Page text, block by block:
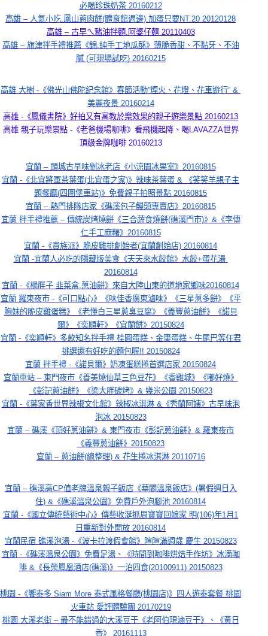
必喝珍珠奶茶 20160212
高雄 – 人氣小吃.鳳山蔥肉餅(體育館週邊).加蛋只要NT.20 20120128
高雄 – 古早ㄟ豬油拌麵.阿婆仔麵 20110403
高雄 – 旗津拌手禮推薦《錦.純手工地瓜酥》薄脆香甜、不黏牙、不油
膩 (可現場試吃) 20160215
高雄 大樹 -《佛光山佛陀紀念館》春節活動”煙火、花燈、花車遊行” &
美麗夜景 20160214
高雄 -《鳳儀書院》好拍又有寓教於樂效果的親子遊樂景點 20160213
高雄 親子玩樂景點 -《老爸機場咖啡》看飛機起降、喝LAVAZZA世界
頂級金牌咖啡 20160213
宜蘭 – 頭城古早味剉冰老店《小涼園冰果室》20160815
宜蘭 -《北宜將軍茶葉蛋(北宜蛋之家)》辣味茶葉蛋 & 《笑笑羊親子主
題餐廳(四圍堡車站)》免費親子拍照景點 20160815
宜蘭 – 熱門排隊店家《礁溪包子鰻頭專賣店》20160815
宜蘭 拌手禮推薦 – 傳統炭烤燒餅《三合蔬食燒餅(礁溪門市)》&《李傳
仁手工麻糬》20160815
宜蘭 -《貴族派》脆皮雞排創始者(宜蘭創始店) 20160814
宜蘭 -宜蘭人必吃的隱藏版美食《天天來水餃館》水餃+蛋花湯
20160814
宜蘭 -《楊胖子 韭菜盒.蔥油餅》來自大陸山東的道地家鄉味20160814
宜蘭 羅東夜市 -《可口點心》《味佳香廣東滷味》《三星蔥多餅》《平
胸妹的脆皮雞蛋糕》《老懂白三星蔥臭豆腐》《義豐蔥油餅》《諾貝
爾》《奕順軒》《宜蘭餅》20150824
宜蘭 -《奕順軒》多款知名拌手禮 桂圓蛋糕、金棗蛋糕、牛尾巴等任君
挑選還有好吃的麵包喔!! 20150824
宜蘭 拌手禮 -《諾貝爾》奶凍蛋糕捲首選店家 20150824
宜蘭車站 – 東門夜市《善美燒仙草三色豆花》《香雞城》《嘟好燒》
《彭記蔥油餅》《梁大胖碳烤》& 幾米公園 20150823
宜蘭 -《葉家香世界辣椒文化館》辣椒冰淇淋 &《秀蘭阿姨》古早味泡
泡冰 20150823
宜蘭 – 礁溪《頂好蔥油餅》& 東門夜市《彭記蔥油餅》& 羅東夜市
《義豐蔥油餅》20150823
宜蘭 – 蔥油餅(總整理) & 花生捲冰淇淋 20110716
宜蘭 – 礁溪高CP值老牌溫泉親子飯店《華閣溫泉飯店》(暑假週日入
住) &《礁溪溫泉公園》免費戶外泡腳池 20160814
宜蘭 -《國立傳統藝術中心》傳藝收涎抓周寶寶回娘家 明(106)年1月1
日重新對外開放 20160814
宜蘭民宿 礁溪泡湯 -《波卡拉渡假會館》暄暄滿週歲 慶生 20150823
宜蘭 -《礁溪溫泉公園》免費足湯、《時間到咖啡烘焙手作坊》冰滴咖
啡 &《長榮鳳凰酒店(礁溪)》一泊四食(20100911) 20150823
桃園 -《饗泰多 Siam More 泰式風格餐廳(桃園店)》四人遊泰套餐 桃園
火車站 愛評體驗團 20170219
桃園 大溪老街 – 最不能錯過的大溪豆干《老阿伯現滷豆干》、《黃日
香》 20161113